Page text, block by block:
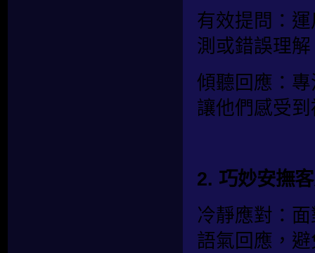
有效提問：
測或錯誤理解
傾聽回應：
讓他們感受
2. 巧妙安撫
冷靜應對：
語氣回應，